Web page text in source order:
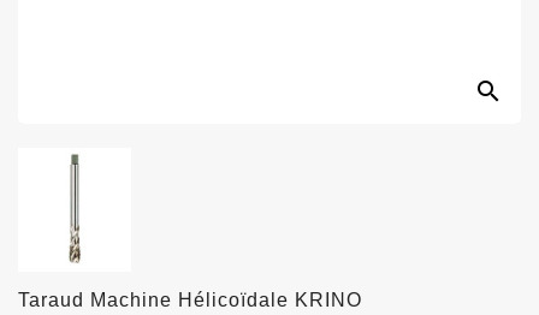
search
Taraud Machine Hélicoïdale KRINO